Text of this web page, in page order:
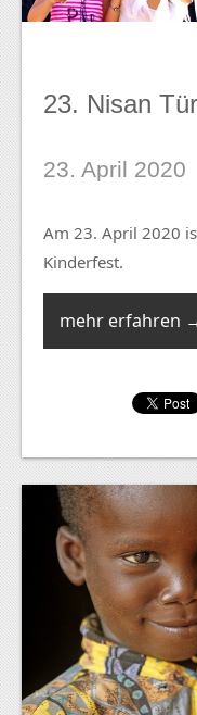
23. Nisan
23. April 2020
Am 23. April 2020
Kinderfest.
mehr erfahren